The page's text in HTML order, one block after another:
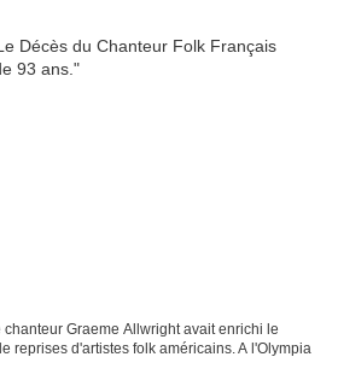
Graeme Allwright avait enrichi le
reprises d'artistes folk américains. A l'Olympia